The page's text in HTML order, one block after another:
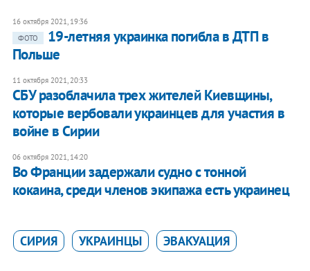
16 октября 2021, 19:36
ФОТО
19-летняя украинка погибла в ДТП в
Польше
11 октября 2021, 20:33
СБУ разоблачила трех жителей Киевщины,
которые вербовали украинцев для участия в
войне в Сирии
06 октября 2021, 14:20
Во Франции задержали судно с тонной
кокаина, среди членов экипажа есть украинец
СИРИЯ УКРАИНЦЫ ЭВАКУАЦИЯ